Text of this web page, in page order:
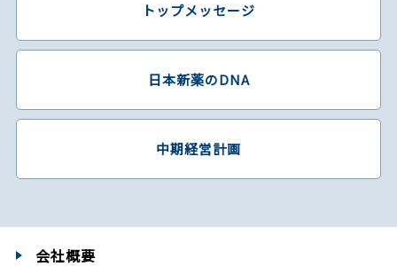
トップメッセージ
日本新薬のDNA
中期経営計画
会社概要